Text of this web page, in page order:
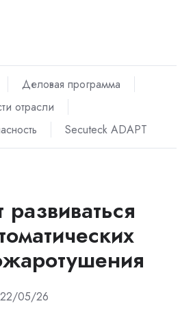
Деловая программа
отрасли
Secuteck ADAPT
22/05/26